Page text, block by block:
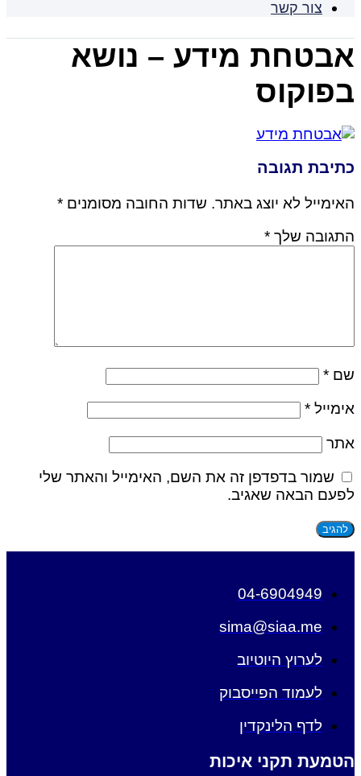
צור קשר
אבטחת מידע – נושא
בפוקוס
כתיבת תגובה
האימייל לא יוצג באתר. שדות החובה מסומנים *
התגובה שלך *
שם *
אימייל *
אתר
שמור בדפדפן זה את השם, האימייל והאתר שלי
לפעם הבאה שאגיב.
04-6904949
sima@siaa.me
לערוץ היוטיוב
לעמוד הפייסבוק
לדף הלינקדין
הטמעת תקני איכות